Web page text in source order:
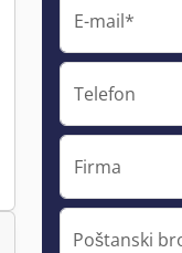
E-mail*
Telefon
Firma
Poštanski